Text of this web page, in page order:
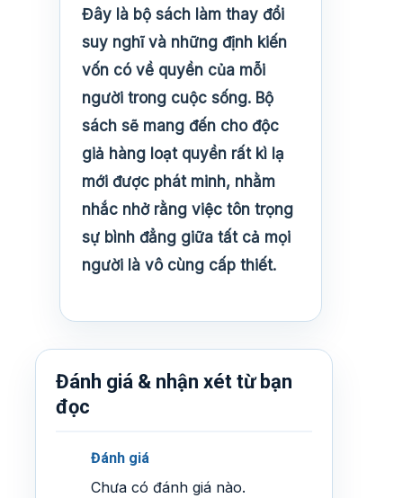
Đây là bộ sách làm thay đổi
suy nghĩ và những định kiến
vốn có về quyền của mỗi
người trong cuộc sống. Bộ
sách sẽ mang đến cho độc
giả hàng loạt quyền rất kì lạ
mới được phát minh, nhằm
nhắc nhở rằng việc tôn trọng
sự bình đẳng giữa tất cả mọi
người là vô cùng cấp thiết.
Đánh giá & nhận xét từ bạn
đọc
Đánh giá
Chưa có đánh giá nào.